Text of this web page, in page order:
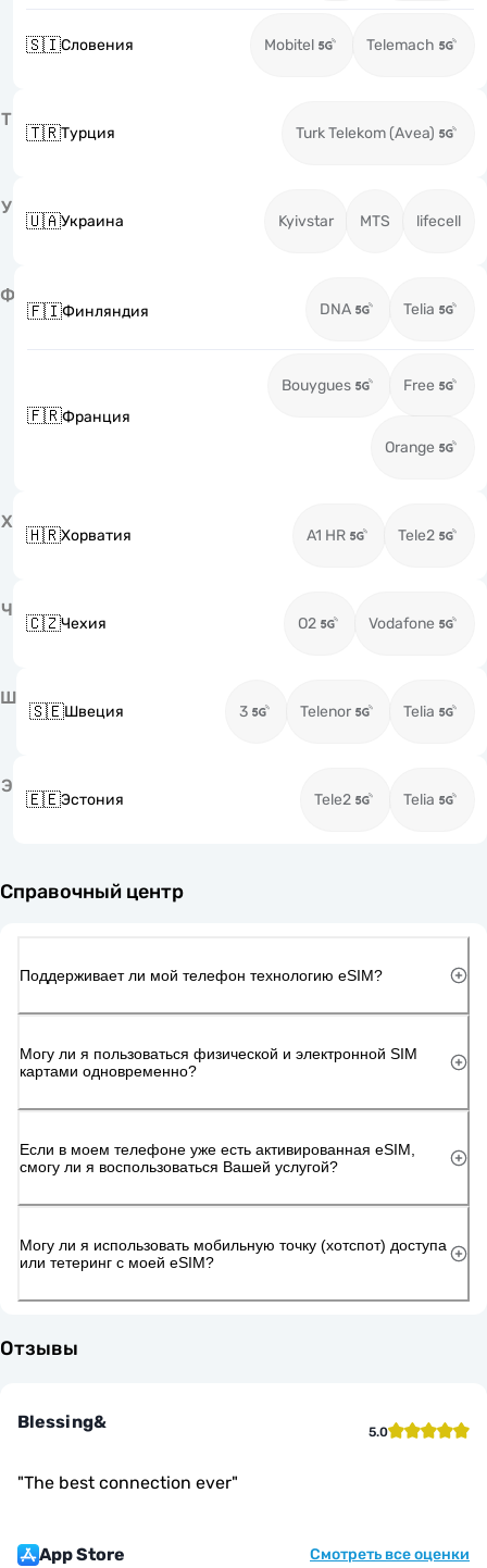
🇸🇮Словения Mobitel Telemach
Т
🇹🇷Турция Turk Telekom (Avea)
У
🇺🇦Украина Kyivstar MTS lifecell
Ф
🇫🇮Финляндия DNA Telia
🇫🇷Франция
Bouygues Free
Orange
Х
🇭🇷Хорватия A1 HR Tele2
Ч
🇨🇿Чехия O2 Vodafone
Ш
🇸🇪Швеция 3 Telenor Telia
Э
🇪🇪Эстония Tele2 Telia
Справочный центр
Поддерживает ли мой телефон технологию eSIM?
Могу ли я пользоваться физической и электронной SIM
картами одновременно?
Если в моем телефоне уже есть активированная eSIM,
смогу ли я воспользоваться Вашей услугой?
Могу ли я использовать мобильную точку (хотспот) доступа
или тетеринг с моей eSIM?
Отзывы
Blessing& 5.0
"The best connection ever"
App Store Смотреть все оценки